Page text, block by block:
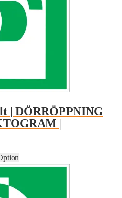
| DÖRRÖPPNING
|